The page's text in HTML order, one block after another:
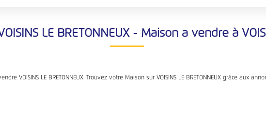
LE BRETONNEUX - Maison a vendre à
VOISINS LE BRETONNEUX. Trouvez votre Maison sur VOISINS LE BRETONNEUX grâce aux